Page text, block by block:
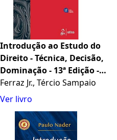
Introdução ao Estudo do
Direito - Técnica, Decisão,
Dominação - 13ª Edição -
2025
Ferraz Jr., Tércio Sampaio
Ver livro